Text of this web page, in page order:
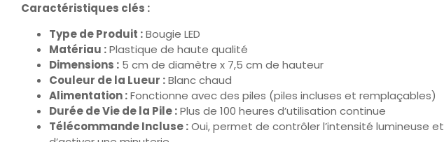
Caractéristiques clés :
Type de Produit :Bougie LED
Matériau :Plastique de haute qualité
Dimensions : 5 cm de diamètre x 7,5 cm de hauteur
Couleur de la Lueur :Blanc chaud
Alimentation :Fonctionne avec des piles (piles incluses et remplaçables)
Durée de Vie de la Pile :Plus de 100 heures d’utilisation continue
Télécommande Incluse :Oui, permet de contrôler l’intensité lumineuse et